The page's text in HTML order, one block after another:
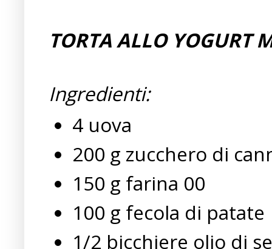
TORTA ALLO YOGURT
Ingredienti:
4 uova
200 g zucchero di
150 g farina 00
100 g fecola di patate
1/2 bicchiere olio di